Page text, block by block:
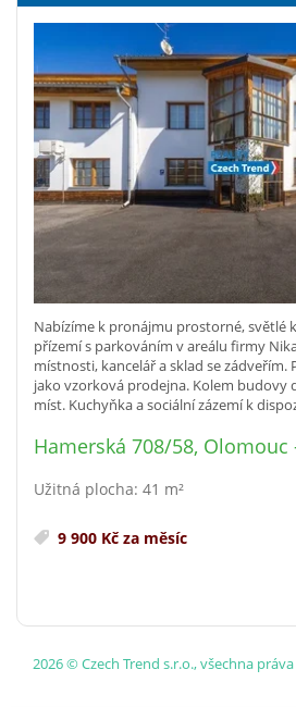
Nabízíme k pronájmu prostorné, světlé
přízemí s parkováním v areálu firmy
místnosti, kancelář a sklad se
jako vzorková prodejna. Kolem budovy
míst. Kuchyňka a sociální zázemí k
Hamerská 708/58, Olomouc
Užitná plocha: 41 m²
9 900 Kč za měsíc
2026 © Czech Trend s.r.o., všechna